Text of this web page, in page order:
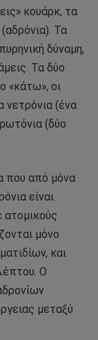
κουάρκ, τα
Τα
δύναμη,
Τα δύο
«κάτω», οι
νετρόνια (ένα
(δύο
που από μόνα
είναι
ατομικούς
μόνο
και
Ο
μεταξύ